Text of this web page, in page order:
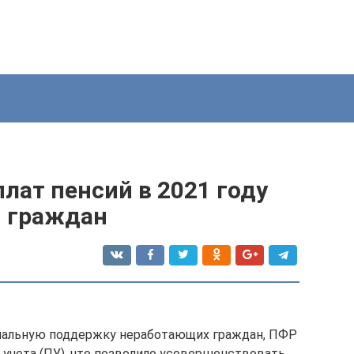
пенсий в 2021 году
граждан
поддержку неработающих граждан, ПФР